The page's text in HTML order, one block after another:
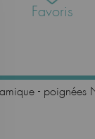
Favoris
- poignées